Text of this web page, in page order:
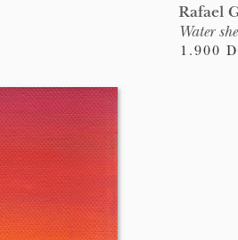
Rafael
Water
1.900